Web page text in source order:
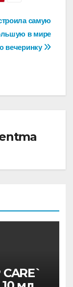
самую
в мире
вечеринку